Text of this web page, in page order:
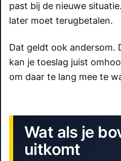
past bij de nieuwe
later moet terugbetalen.
Dat geldt ook andersom.
kan je toeslag juist
om daar te lang mee te
Wat als je
uitkomt